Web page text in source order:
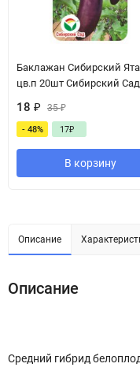
Баклажан Сибирский
цв.п 20шт Сибирский Сад
18 ₽ 35₽
- 48% 17₽
В корзину
Описание
Описание
Cредний гибрид